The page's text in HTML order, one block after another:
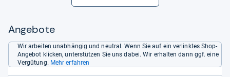
Angebote
Wir arbeiten unabhängig und neutral. Wenn Sie auf ein verlinktes Shop-
Angebot klicken, unterstützen Sie uns dabei. Wir erhalten dann ggf. eine
Vergütung. Mehr erfahren